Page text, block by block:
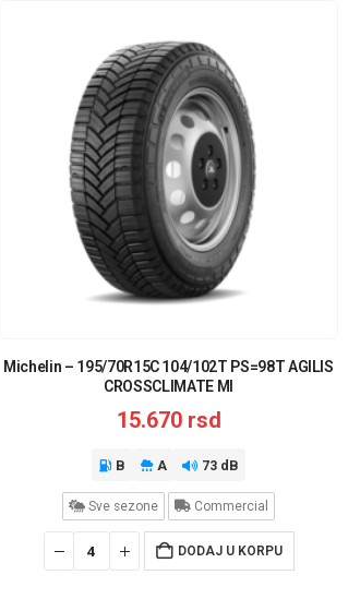
Michelin – 195/70R15C 104/102T PS=98T AGILIS
CROSSCLIMATE MI
15.670 rsd
B A 73 dB
Sve sezone Commercial
DODAJ U KORPU